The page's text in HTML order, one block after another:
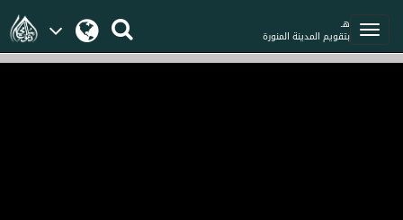
هـ
بتقويم المدينة المنورة